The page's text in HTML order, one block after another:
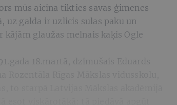
mūs aicina tikties savas ģimenes
uz galda ir uzlicis sulas paku un
kājām glaužas melnais kaķis Ogle
18.martā, dzimušais Eduards